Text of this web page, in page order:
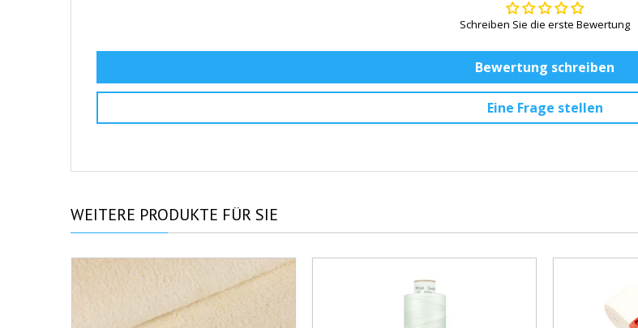
Schreiben Sie die erste Bewertung
Bewertung schreiben
Eine Frage stellen
WEITERE PRODUKTE FÜR SIE